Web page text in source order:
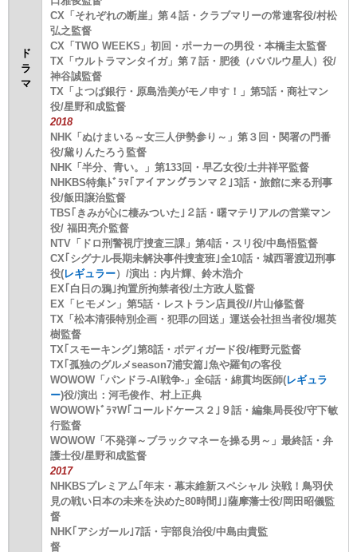
ド
ラ
マ
CX「それぞれの断崖」第４話・クラブマリーの常連客役/村松
弘之監督
CX「TWO WEEKS」初回・ポーカーの男役・本橋圭太監督
TX「ウルトラマンタイガ」第７話・肥後（ババルウ星人）役/
神谷誠監督
TX「よつば銀行・原島浩美がモノ申す！」第5話・商社マン
役/星野和成監督
2018
NHK「ぬけまいる～女三人伊勢参り～」第３回・関署の門番
役/黛りんたろう監督
NHK「半分、青い。」第133回・早乙女役/土井祥平監督
NHKBS特集ﾄﾞﾗﾏ｢アイアングランマ２｣3話・旅館に来る刑事
役/飯田譲治監督
TBS｢きみが心に棲みついた｣２話・曙マテリアルの営業マン
役/ 福田亮介監督
NTV「ドロ刑警視庁捜査三課」第4話・スリ役/中島悟監督
CX｢シグナル長期未解決事件捜査班｣全10話・城西署渡辺刑事
役(レギュラー）/演出：内片輝、鈴木浩介
EX｢白日の鴉｣拘置所拘禁者役/土方政人監督
EX「ヒモメン」第5話・レストラン店員役//片山修監督
TX「松本清張特別企画・犯罪の回送」運送会社担当者役/堀英
樹監督
TX｢スモーキング｣第8話・ボディガード役/権野元監督
TX｢孤独のグルメseason7浦安篇｣魚や羅旬の客役
WOWOW「パンドラ-AI戦争-」全6話・綿貫均医師(レギュラ
ー)役/演出：河毛俊作、村上正典
WOWOWﾄﾞﾗﾏW｢コールドケース２｣９話・編集局長役/守下敏
行監督
WOWOW「不発弾～ブラックマネーを操る男～」最終話・弁
護士役/星野和成監督
2017
NHKBSプレミアム｢年末・幕末維新スペシャル 決戦！鳥羽伏
見の戦い日本の未来を決めた80時間｣｣薩摩藩士役/岡田昭儀監
督
NHK｢アシガール｣7話・宇部良治役/中島由貴監
督